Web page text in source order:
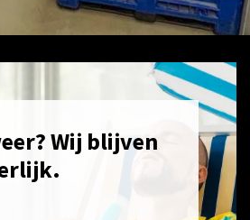
Wij blijven